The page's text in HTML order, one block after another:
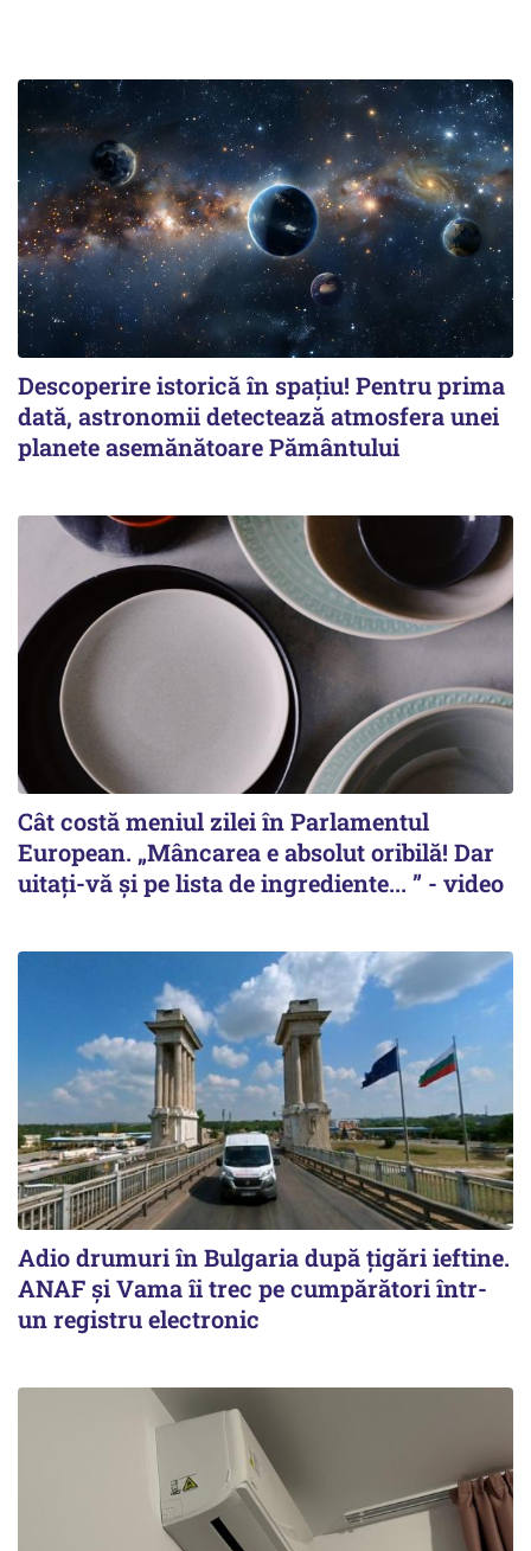
Descoperire istorică în spațiu! Pentru prima
dată, astronomii detectează atmosfera unei
planete asemănătoare Pământului
Cât costă meniul zilei în Parlamentul
European. „Mâncarea e absolut oribilă! Dar
uitați-vă și pe lista de ingrediente... ” - video
Adio drumuri în Bulgaria după țigări ieftine.
ANAF și Vama îi trec pe cumpărători într-
un registru electronic